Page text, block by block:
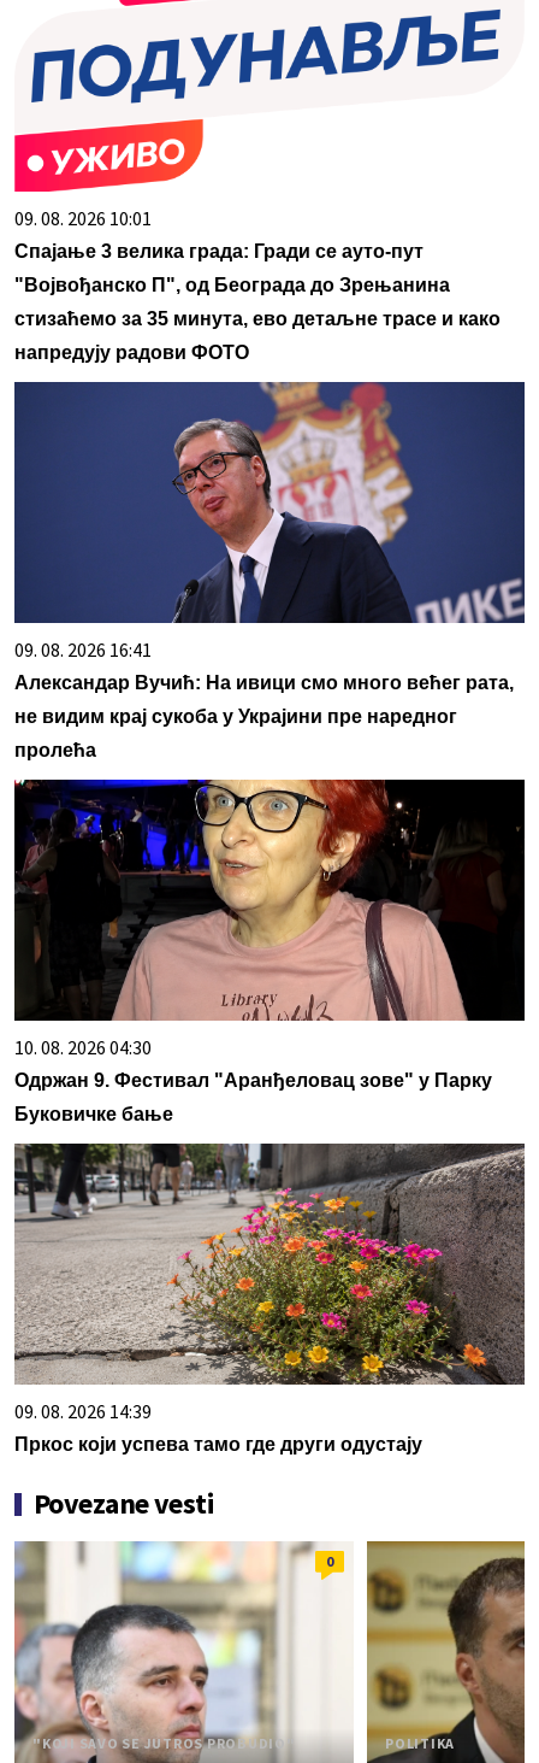
09. 08. 2026 10:01
Спајање 3 велика града: Гради се ауто-пут
"Војвођанско П", од Београда до Зрењанина
стизаћемо за 35 минута, ево детаљне трасе и како
напредују радови ФОТО
09. 08. 2026 16:41
Александар Вучић: На ивици смо много већег рата,
не видим крај сукоба у Украјини пре наредног
пролећа
10. 08. 2026 04:30
Oдржан 9. Фестивал "Аранђеловац зове" у Парку
Буковичке бање
09. 08. 2026 14:39
Пркос који успева тамо где други одустају
Povezane vesti
0
"KOJI SAVO SE JUTROS PROBUDIO" POLITIKA